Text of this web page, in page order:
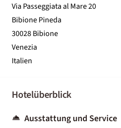
Via Passeggiata al Mare 20
Bibione Pineda
30028 Bibione
Venezia
Italien
Hotelüberblick
Ausstattung und Service